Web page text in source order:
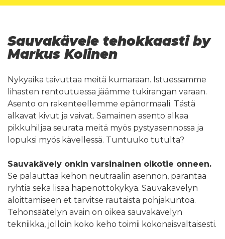
Sauvakävele tehokkaasti by
Markus Kolinen
Nykyaika taivuttaa meitä kumaraan. Istuessamme
lihasten rentoutuessa jäämme tukirangan varaan.
Asento on rakenteellemme epänormaali. Tästä
alkavat kivut ja vaivat. Samainen asento alkaa
pikkuhiljaa seurata meitä myös pystyasennossa ja
lopuksi myös kävellessä. Tuntuuko tutulta?
Sauvakävely onkin varsinainen oikotie onneen.
Se palauttaa kehon neutraalin asennon, parantaa
ryhtiä sekä lisää hapenottokykyä. Sauvakävelyn
aloittamiseen et tarvitse rautaista pohjakuntoa.
Tehonsäätelyn avain on oikea sauvakävelyn
tekniikka, jolloin koko keho toimii kokonaisvaltaisesti.